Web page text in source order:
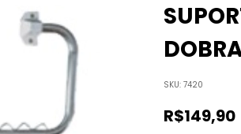
SKU: 7420
R$149,90